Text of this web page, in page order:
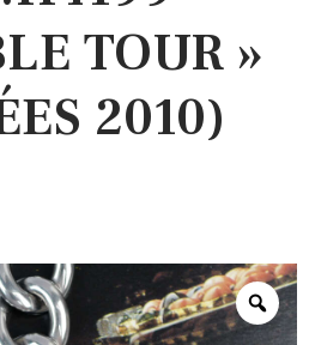
TOUR »
2010)